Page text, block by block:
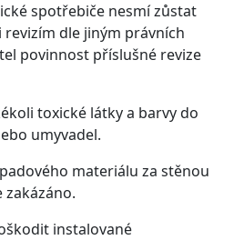
spotřebiče nesmí zůstat
dle jiným právních
povinnost příslušné revize
toxické látky a barvy do
umyvadel.
materiálu za stěnou
instalované